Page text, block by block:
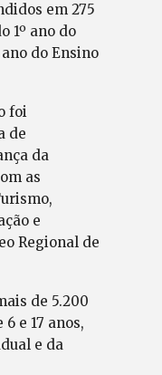
em 275
1º ano do
do Ensino
foi
de
da
as
e
Regional de
de 5.200
e 17 anos,
e da